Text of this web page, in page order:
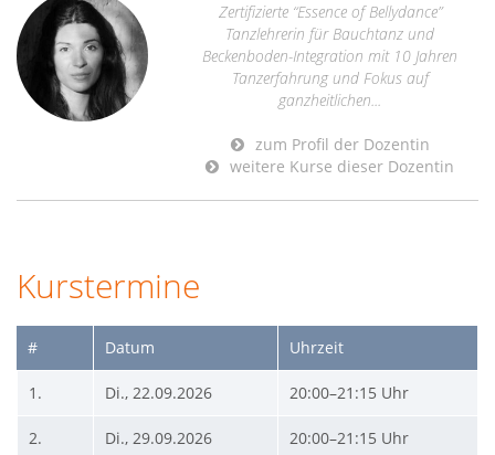
Zertifizierte “Essence of Bellydance”
Tanzlehrerin für Bauchtanz und
Beckenboden-Integration mit 10 Jahren
Tanzerfahrung und Fokus auf
ganzheitlichen...
zum Profil der Dozentin
weitere Kurse dieser Dozentin
Kurstermine
# Datum Uhrzeit
1. Di., 22.09.2026 20:00–21:15 Uhr
2. Di., 29.09.2026 20:00–21:15 Uhr